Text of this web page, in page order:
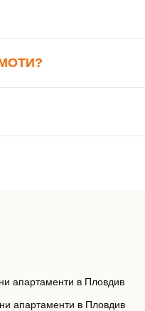
апартаменти в Пловдив
апартаменти в Пловдив